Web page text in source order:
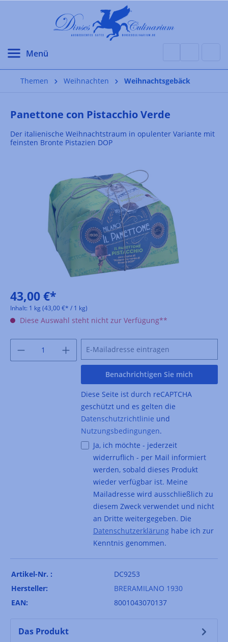
Themen Weihnachten Weihnachtsgebäck
Panettone con Pistacchio Verde
Der italienische Weihnachtstraum in opulenter Variante mit
feinsten Bronte Pistazien DOP
43,00 €*
Inhalt: 1 kg (43,00 €* / 1 kg)
Diese Auswahl steht nicht zur Verfügung**
Benachrichtigen Sie mich
Diese Seite ist durch reCAPTCHA
geschützt und es gelten die
Datenschutzrichtlinie und
Nutzungsbedingungen.
Ja, ich möchte - jederzeit
widerruflich - per Mail informiert
werden, sobald dieses Produkt
wieder verfügbar ist. Meine
Mailadresse wird ausschließlich zu
diesem Zweck verwendet und nicht
an Dritte weitergegeben. Die
Datenschutzerklärunghabe ich zur
Kenntnis genommen.
Artikel-Nr. :
DC9253
Hersteller:
BRERAMILANO 1930
EAN:
8001043070137
Das Produkt